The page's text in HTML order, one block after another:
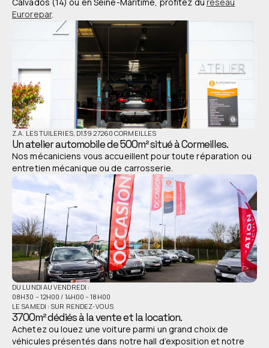
Eurorepar.
Z.A. LES TUILERIES, D139 27260 CORMEILLES
Un atelier automobile de 500m² situé à Cormeilles.
Nos mécaniciens vous accueillent pour toute réparation ou
entretien mécanique ou de carrosserie.
DU LUNDI AU VENDREDI :
08H30 – 12H00 / 14H00 – 18H00
LE SAMEDI : SUR RENDEZ-VOUS
3700m² dédiés à la vente et la location.
Achetez ou louez une voiture parmi un grand choix de
véhicules présentés dans notre hall d’exposition et notre